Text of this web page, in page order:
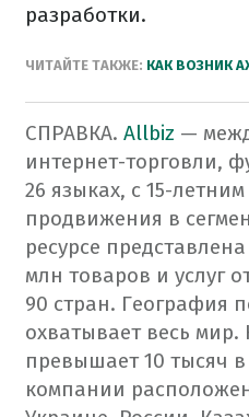
разработки.
ЧИТАЙТЕ ТАКЖЕ: КАК ВОЗНИК
СПРАВКА. Allbiz —
интернет-торговли,
26 языках, с 15-
продвижения в
ресурсе
млн товаров и услуг
90 стран. География
охватывает весь мир.
превышает 10 тысяч
компании